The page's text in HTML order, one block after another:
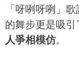
「呀咧呀咧」
的舞步更是吸
人爭相模仿。